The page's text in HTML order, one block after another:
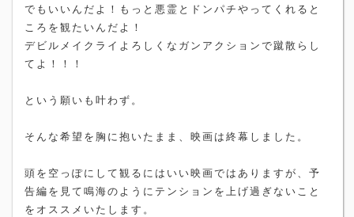
でもいいんだよ！もっと悪霊とドンパチやってくれると
ころを観たいんだよ！
デビルメイクライよろしくなガンアクションで蹴散らし
てよ！！！
という願いも叶わず。
そんな希望を胸に抱いたまま、映画は終幕しました。
頭を空っぽにして観るにはいい映画ではありますが、予
告編を見て鳴海のようにテンションを上げ過ぎないこと
をオススメいたします。